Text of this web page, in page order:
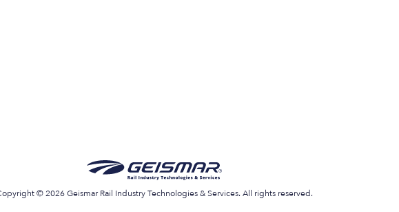
© 2026 Geismar Rail Industry Technologies & Services. All rights reserved.